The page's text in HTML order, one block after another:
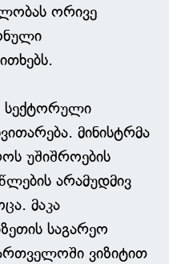
ორივე
სექტორული
მინისტრმა
უშიშროების
არამუდმივ
მაკა
საგარეო
ვიზიტით